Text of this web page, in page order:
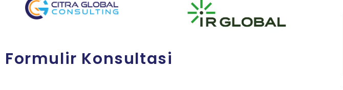
Formulir Konsultasi